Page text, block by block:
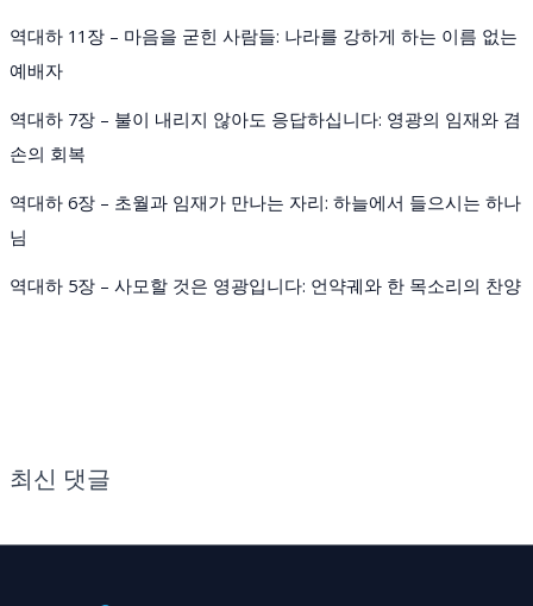
역대하 11장 – 마음을 굳힌 사람들: 나라를 강하게 하는 이름 없는
예배자
역대하 7장 – 불이 내리지 않아도 응답하십니다: 영광의 임재와 겸
손의 회복
역대하 6장 – 초월과 임재가 만나는 자리: 하늘에서 들으시는 하나
님
역대하 5장 – 사모할 것은 영광입니다: 언약궤와 한 목소리의 찬양
최신 댓글